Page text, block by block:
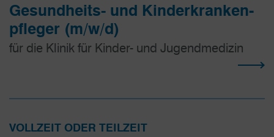
Gesundheits- und Kinder­kranken­
pfleger (m/w/d)
für die Klinik für Kinder- und Jugendmedizin
VOLLZEIT ODER TEILZEIT